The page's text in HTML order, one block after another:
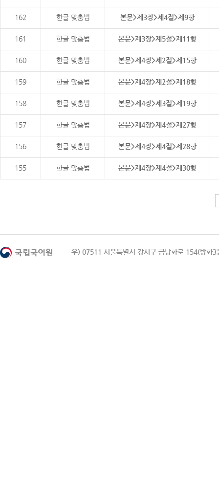
162 한글 맞춤법 본문>제3장>제4절>제9항
161 한글 맞춤법 본문>제3장>제5절>제11항
160 한글 맞춤법 본문>제4장>제2절>제15항
159 한글 맞춤법 본문>제4장>제2절>제18항
158 한글 맞춤법 본문>제4장>제3절>제19항
157 한글 맞춤법 본문>제4장>제4절>제27항
156 한글 맞춤법 본문>제4장>제4절>제28항
155 한글 맞춤법 본문>제4장>제4절>제30항
우) 07511 서울특별시 강서구 금낭화로 154(방화3